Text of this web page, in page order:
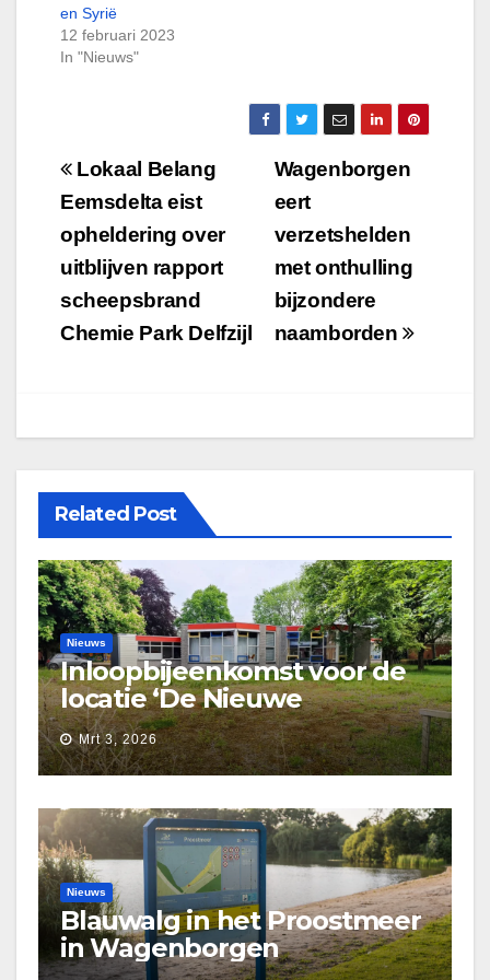
en Syrië
12 februari 2023
In "Nieuws"
Bericht
navigatie
Wagenborgen
eert
verzetshelden
met onthulling
bijzondere
naamborden
Lokaal Belang
Eemsdelta eist
opheldering over
uitblijven rapport
scheepsbrand
Chemie Park Delfzijl
Related Post
Nieuws
Inloopbijeenkomst voor de
locatie ‘De Nieuwe
Waarborg’
Mrt 3, 2026
Nieuws
Blauwalg in het Proostmeer
in Wagenborgen